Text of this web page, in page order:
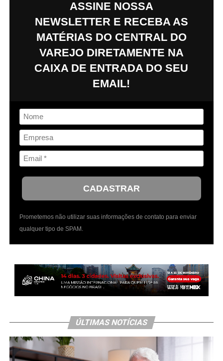
ASSINE NOSSA
NEWSLETTER E RECEBA AS
MATÉRIAS DO CENTRAL DO
VAREJODIRETAMENTE NA
CAIXA DE ENTRADA DO SEU
EMAIL!
CADASTRAR
Prometemos não utilizar suas informações de contato para enviar
qualquer tipo de SPAM.
ÚLTIMAS NOTÍCIAS